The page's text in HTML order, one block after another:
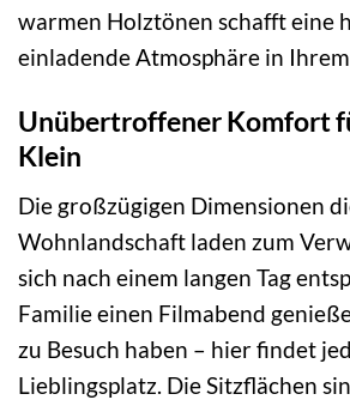
warmen Holztönen schafft eine
einladende Atmosphäre in Ihrem
Unübertroffener Komfort
Klein
Die großzügigen Dimensionen
Wohnlandschaft laden zum
sich nach einem langen Tag
Familie einen Filmabend
zu Besuch haben – hier findet
Lieblingsplatz. Die Sitzflächen